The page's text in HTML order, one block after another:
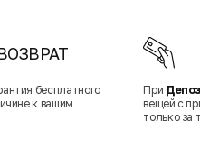
бесплатного
к вашим
При
вещей с
только за